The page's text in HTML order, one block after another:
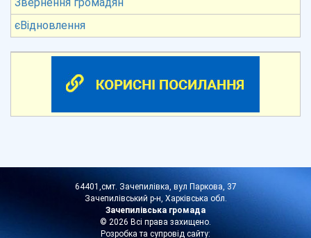
єВідновлення
64401,смт. Зачепилівка, вул Паркова, 37
Зачепилівський р-н, Харківська обл.
Зачепилівська громада
© 2026 Всі права захищено.
Розробка та супровід сайту: